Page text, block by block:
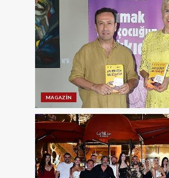
MAGAZIN